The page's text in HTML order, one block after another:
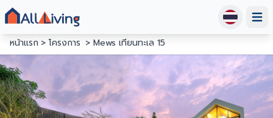
หน้าแรก
โครงการ Mews เทียนทะเล 15